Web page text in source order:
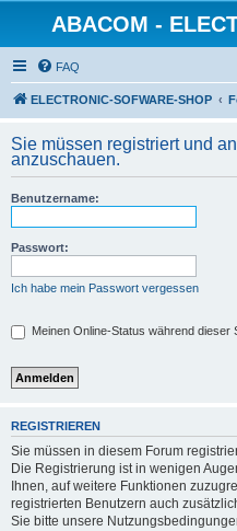
ABACOM -
FAQ
ELECTRONIC-SOFWARE-SHOP
Sie müssen registriert und
anzuschauen.
Benutzername:
Passwort:
Ich habe mein Passwort vergessen
Meinen Online-Status während dieser
REGISTRIEREN
Sie müssen in diesem Forum
Die Registrierung ist in wenigen
Ihnen, auf weitere Funktionen
registrierten Benutzern auch
Sie bitte unsere